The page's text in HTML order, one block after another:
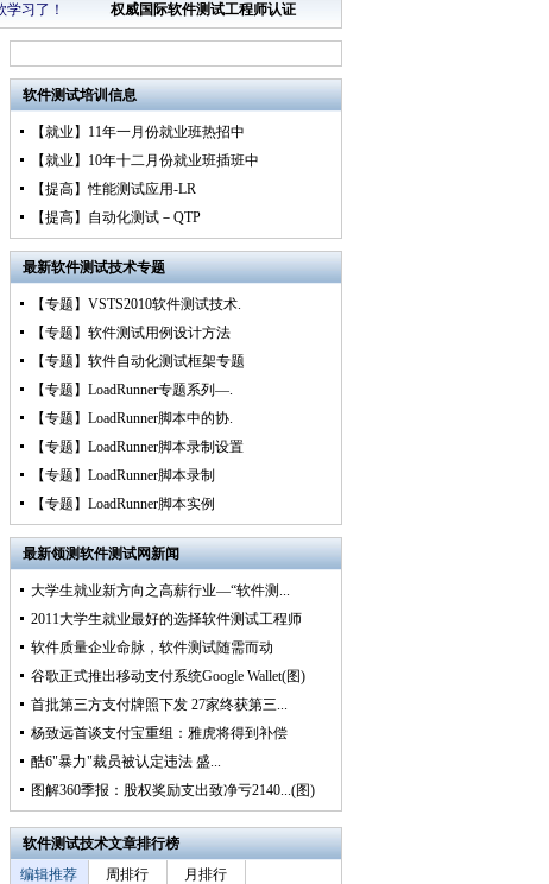
习了！ 权威国际软件测试工程师认证
软件测试培训信息
【就业】11年一月份就业班热招中
【就业】10年十二月份就业班插班中
【提高】性能测试应用-LR
【提高】自动化测试－QTP
最新软件测试技术专题
【专题】VSTS2010软件测试技术.
【专题】软件测试用例设计方法
【专题】软件自动化测试框架专题
【专题】LoadRunner专题系列—.
【专题】LoadRunner脚本中的协.
【专题】LoadRunner脚本录制设置
【专题】LoadRunner脚本录制
【专题】LoadRunner脚本实例
最新领测软件测试网新闻
大学生就业新方向之高薪行业—“软件测...
2011大学生就业最好的选择软件测试工程师
软件质量企业命脉，软件测试随需而动
谷歌正式推出移动支付系统Google Wallet(图)
首批第三方支付牌照下发 27家终获第三...
杨致远首谈支付宝重组：雅虎将得到补偿
酷6"暴力"裁员被认定违法 盛...
图解360季报：股权奖励支出致净亏2140...(图)
软件测试技术文章排行榜
编辑推荐
周排行
月排行